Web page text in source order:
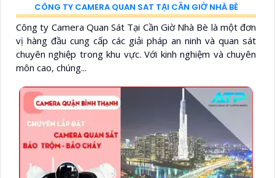
CÔNG TY CAMERA QUAN SAT TẠI CẦN GIỜ NHÀ BÈ
Công ty Camera Quan Sát Tại Cần Giờ Nhà Bè là một đơn
vị hàng đầu cung cấp các giải pháp an ninh và quan sát
chuyên nghiệp trong khu vực. Với kinh nghiệm và chuyên
môn cao, chúng...